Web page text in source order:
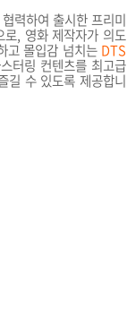
력하여 출시한 프리미
로, 영화 제작자가 의도
고 몰입감 넘치는 DTS
터링 컨텐츠를 최고급
길 수 있도록 제공합니